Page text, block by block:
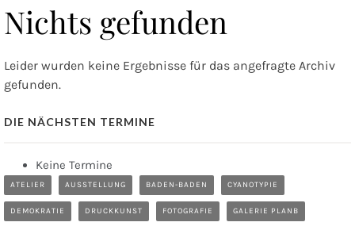
Nichts gefunden
Leider wurden keine Ergebnisse für das angefragte Archiv
gefunden.
DIE NÄCHSTEN TERMINE
Keine Termine
ATELIER AUSSTELLUNG BADEN-BADEN CYANOTYPIE
DEMOKRATIE DRUCKKUNST FOTOGRAFIE GALERIE PLANB